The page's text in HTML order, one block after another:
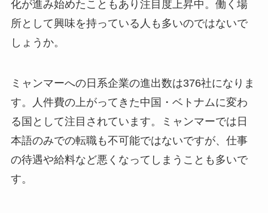
化が進み始めたこともあり注目度上昇中。働く場
所として興味を持っている人も多いのではないで
しょうか。
ミャンマーへの日系企業の進出数は376社になりま
す。人件費の上がってきた中国・ベトナムに変わ
る国として注目されています。ミャンマーでは日
本語のみでの転職も不可能ではないですが、仕事
の待遇や給料など悪くなってしまうことも多いで
す。